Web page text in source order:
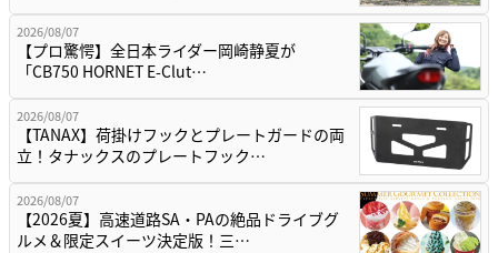
2026/08/07
【プロ驚愕】全日本ライダー岡崎静夏が
「CB750 HORNET E-Clut…
2026/08/07
【TANAX】荷掛けフックとプレートガードの両
立！タナックスのプレートフック…
2026/08/07
【2026夏】高速道路SA・PAの絶品ドライブグ
ルメ＆限定スイーツ決定版！三…